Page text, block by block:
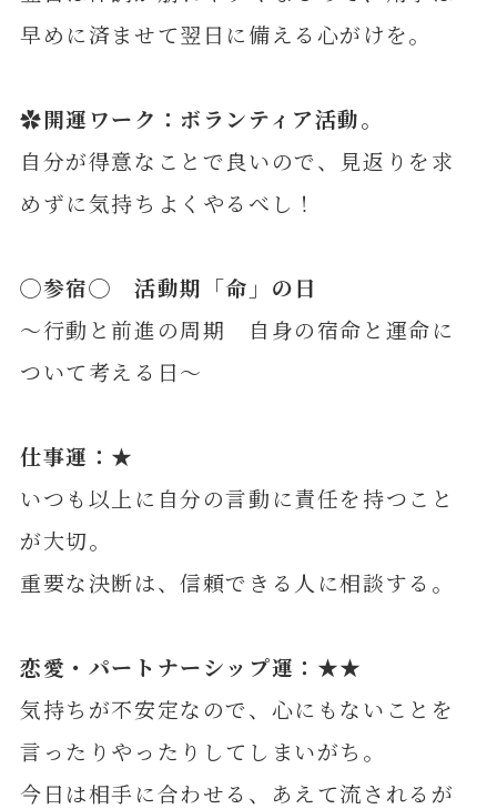
早めに済ませて翌日に備える心がけを。
✿開運ワーク：ボランティア活動。
自分が得意なことで良いので、見返りを求
めずに気持ちよくやるべし！
◯参宿◯ 活動期「命」の日
～行動と前進の周期 自身の宿命と運命に
ついて考える日～
仕事運：★
いつも以上に自分の言動に責任を持つこと
が大切。
重要な決断は、信頼できる人に相談する。
恋愛・パートナーシップ運：★★
気持ちが不安定なので、心にもないことを
言ったりやったりしてしまいがち。
今日は相手に合わせる、あえて流されるが